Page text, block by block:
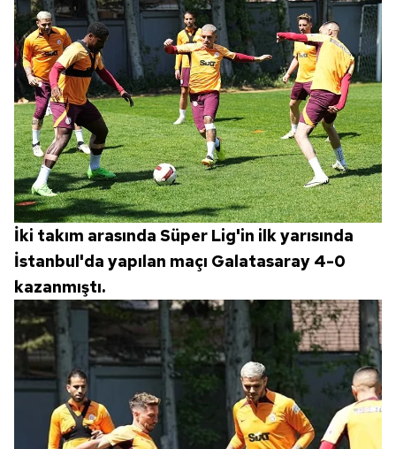
İki takım arasında Süper Lig'in ilk yarısında
İstanbul'da yapılan maçı Galatasaray 4-0
kazanmıştı.